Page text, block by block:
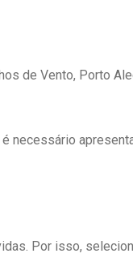
de Vento, Porto
necessário
Por isso,